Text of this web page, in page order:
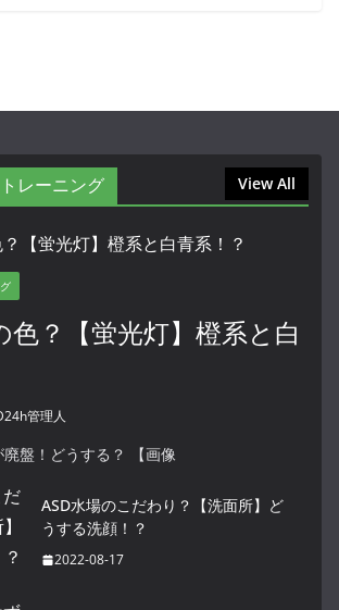
レーニング View All
色？【蛍光灯】橙系と白
管理人
盤！どうする？ 【画像
ASD水場のこだわり？【洗面所】ど
うする洗顔！？
2022-08-17